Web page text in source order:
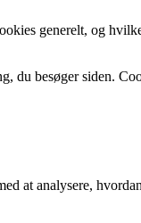
generelt, og
du besøger siden.
at analysere,